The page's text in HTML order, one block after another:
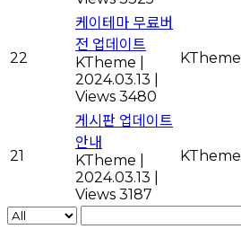
22
케이테마 무료버
전 업데이트
KTheme
2024.03.13
Views 3480
KTheme
21
게시판 업데이트
안내
KTheme
2024.03.13
Views 3187
KTheme